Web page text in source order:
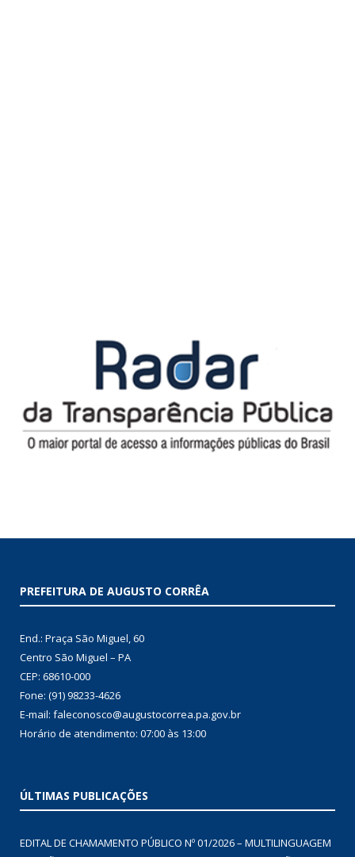
PREFEITURA DE AUGUSTO CORRÊA
End.: Praça São Miguel, 60
Centro São Miguel – PA
CEP: 68610-000
Fone: (91) 98233-4626
E-mail: faleconosco@augustocorrea.pa.gov.br
Horário de atendimento: 07:00 às 13:00
ÚLTIMAS PUBLICAÇÕES
EDITAL DE CHAMAMENTO PÚBLICO Nº 01/2026 – MULTILINGUAGEM